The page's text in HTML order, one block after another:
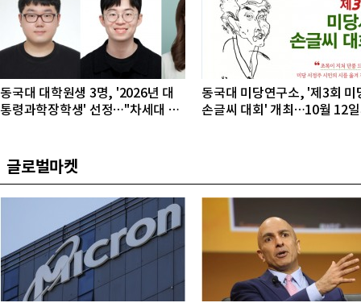
동국대 대학원생 3명, '2026년 대
통령과학장학생' 선정…"차세대 연
동국대 미당연구소, '제3회 미
손글씨 대회' 개최…10월 12
글로벌마켓